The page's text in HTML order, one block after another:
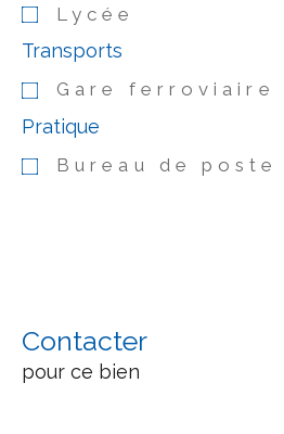
Lycée
Transports
Gare ferroviaire
Pratique
Bureau de poste
Contacter
pour ce bien